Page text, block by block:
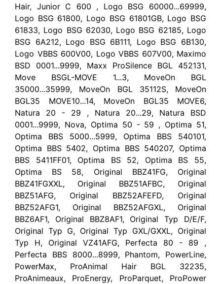
Hair, Junior C 600 , Logo BSG 60000...69999,
Logo BSG 61800, Logo BSG 61801GB, Logo BSG
61833, Logo BSG 62030, Logo BSG 62185, Logo
BSG 6A212, Logo BSG 6B111, Logo BSG 6B130,
Logo VBBS 600V00, Logo VBBS 607V00, Maximo
BSD 0001...9999, Maxx ProSilence BGL 452131,
Move BSGL-MOVE 1...3, MoveOn BGL
35000...35999, MoveOn BGL 35112S, MoveOn
BGL35 MOVE10...14, MoveOn BGL35 MOVE6,
Natura 20 - 29 , Natura 20...29, Natura BSD
0001...9999, Nova, Optima 50 - 59 , Optima 51,
Optima BBS 5000...5999, Optima BBS 540101,
Optima BBS 5402, Optima BBS 540207, Optima
BBS 5411FF01, Optima BS 52, Optima BS 55,
Optima BS 58, Original BBZ41FG, Original
BBZ41FGXXL, Original BBZ51AFBC, Original
BBZ51AFG, Original BBZ52AFEFD, Original
BBZ52AFG1, Original BBZ52AFGXL, Original
BBZ6AF1, Original BBZ8AF1, Original Typ D/E/F,
Original Typ G, Original Typ GXL/GXXL, Original
Typ H, Original VZ41AFG, Perfecta 80 - 89 ,
Perfecta BBS 8000...8999, Phantom, PowerLine,
PowerMax, ProAnimal Hair BGL 32235,
ProAnimeaux, ProEnergy, ProParquet, ProPower